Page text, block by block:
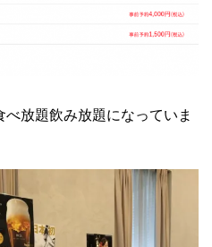
べ放題飲み放題になっていま